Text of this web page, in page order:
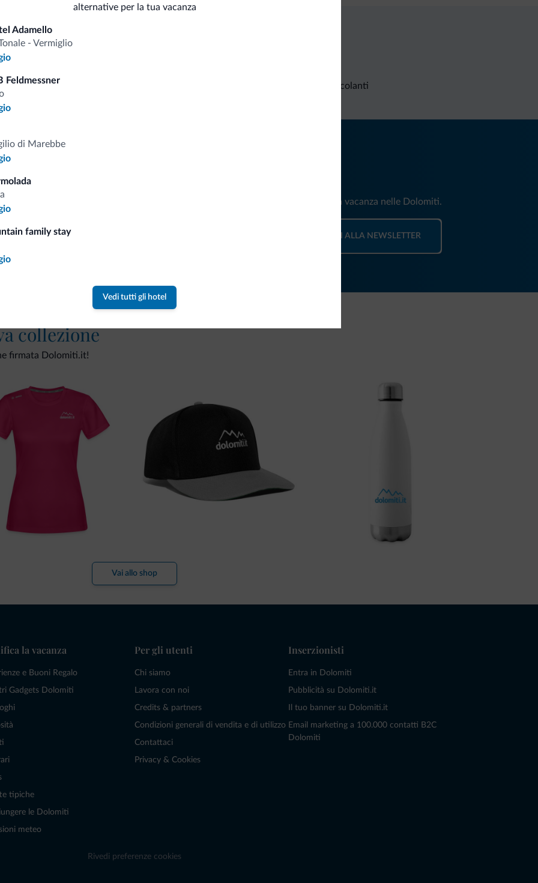
alternative per la tua vacanza
Adamello
- Vermiglio
Feldmessner
di Marebbe
family stay
Vedi tutti gli hotel
Tariffe vantaggiose Richieste non vincolanti
Riceverai informazioni, offerte esclusive e news per la tua vacanza nelle Dolomiti.
ISCRIVITI ALLA NEWSLETTER
collezione
firmata Dolomiti.it!
Vai allo shop
la vacanza
e Buoni Regalo
Gadgets Dolomiti
tipiche
le Dolomiti
meteo
Per gli utenti
Chi siamo
Lavora con noi
Credits & partners
Condizioni generali di vendita e di utilizzo
Contattaci
Privacy & Cookies
Inserzionisti
Entra in Dolomiti
Pubblicità su Dolomiti.it
Il tuo banner su Dolomiti.it
Email marketing a 100.000 contatti B2C
Dolomiti
Rivedi preferenze cookies